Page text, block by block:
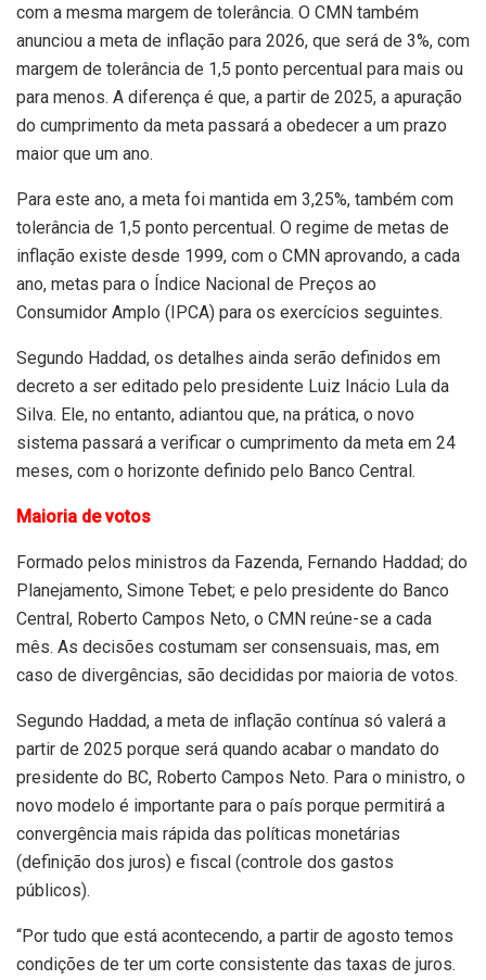
com a mesma margem de tolerância. O CMN também
anunciou a meta de inflação para 2026, que será de 3%, com
margem de tolerância de 1,5 ponto percentual para mais ou
para menos. A diferença é que, a partir de 2025, a apuração
do cumprimento da meta passará a obedecer a um prazo
maior que um ano.
Para este ano, a meta foi mantida em 3,25%, também com
tolerância de 1,5 ponto percentual. O regime de metas de
inflação existe desde 1999, com o CMN aprovando, a cada
ano, metas para o Índice Nacional de Preços ao
Consumidor Amplo (IPCA) para os exercícios seguintes.
Segundo Haddad, os detalhes ainda serão definidos em
decreto a ser editado pelo presidente Luiz Inácio Lula da
Silva. Ele, no entanto, adiantou que, na prática, o novo
sistema passará a verificar o cumprimento da meta em 24
meses, com o horizonte definido pelo Banco Central.
Maioria de votos
Formado pelos ministros da Fazenda, Fernando Haddad; do
Planejamento, Simone Tebet; e pelo presidente do Banco
Central, Roberto Campos Neto, o CMN reúne-se a cada
mês. As decisões costumam ser consensuais, mas, em
caso de divergências, são decididas por maioria de votos.
Segundo Haddad, a meta de inflação contínua só valerá a
partir de 2025 porque será quando acabar o mandato do
presidente do BC, Roberto Campos Neto. Para o ministro, o
novo modelo é importante para o país porque permitirá a
convergência mais rápida das políticas monetárias
(definição dos juros) e fiscal (controle dos gastos
públicos).
“Por tudo que está acontecendo, a partir de agosto temos
condições de ter um corte consistente das taxas de juros.